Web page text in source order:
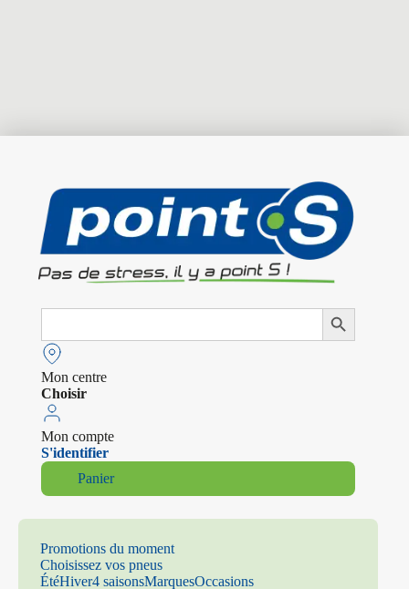
Search
Search Button
Mon centre
Choisir
Mon compte
S'identifier
Panier
Promotions du moment
Choisissez vos pneus
ÉtéHiver4 saisonsMarquesOccasions